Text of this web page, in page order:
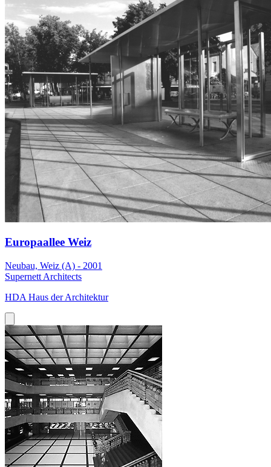
Europaallee Weiz
Neubau, Weiz (A) - 2001
Supernett Architects
HDA Haus der Architektur